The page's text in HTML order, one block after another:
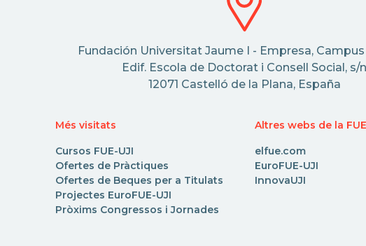
Fundación Universitat Jaume I - Empresa, Campus
Edif. Escola de Doctorat i Consell Social, s/n
12071 Castelló de la Plana, España
Més visitats
Cursos FUE-UJI
Ofertes de Pràctiques
Ofertes de Beques per a Titulats
Projectes EuroFUE-UJI
Pròxims Congressos i Jornades
Altres webs de la
elfue.com
EuroFUE-UJI
InnovaUJI